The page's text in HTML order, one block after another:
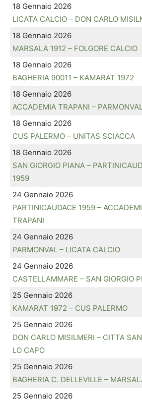
18 Gennaio 2026
LICATA CALCIO – DON CARLO
18 Gennaio 2026
MARSALA 1912 – FOLGORE CALCIO
18 Gennaio 2026
BAGHERIA 90011 – KAMARAT 1972
18 Gennaio 2026
ACCADEMIA TRAPANI –
18 Gennaio 2026
CUS PALERMO – UNITAS SCIACCA
18 Gennaio 2026
SAN GIORGIO PIANA –
1959
24 Gennaio 2026
PARTINICAUDACE 1959 –
TRAPANI
24 Gennaio 2026
PARMONVAL – LICATA CALCIO
24 Gennaio 2026
CASTELLAMMARE – SAN GIORGIO
25 Gennaio 2026
KAMARAT 1972 – CUS PALERMO
25 Gennaio 2026
DON CARLO MISILMERI – CITTA
LO CAPO
25 Gennaio 2026
BAGHERIA C. DELLEVILLE –
25 Gennaio 2026